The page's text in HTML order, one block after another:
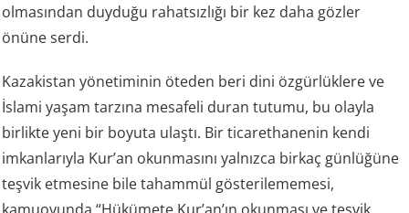
olmasından duyduğu rahatsızlığı bir kez daha gözler
önüne serdi.
Kazakistan yönetiminin öteden beri dini özgürlüklere ve
İslami yaşam tarzına mesafeli duran tutumu, bu olayla
birlikte yeni bir boyuta ulaştı. Bir ticarethanenin kendi
imkanlarıyla Kur’an okunmasını yalnızca birkaç günlüğüne
teşvik etmesine bile tahammül gösterilememesi,
kamuoyunda “Hükümete Kur’an’ın okunması ve teşvik